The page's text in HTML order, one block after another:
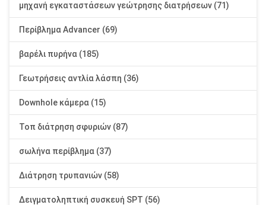
μηχανή εγκαταστάσεων γεώτρησης διατρήσεων (71)
Περίβλημα Advancer (69)
βαρέλι πυρήνα (185)
Γεωτρήσεις αντλία λάσπη (36)
Downhole κάμερα (15)
Τοπ διάτρηση σφυριών (87)
σωλήνα περίβλημα (37)
Διάτρηση τρυπανιών (58)
Δειγματοληπτική συσκευή SPT (56)